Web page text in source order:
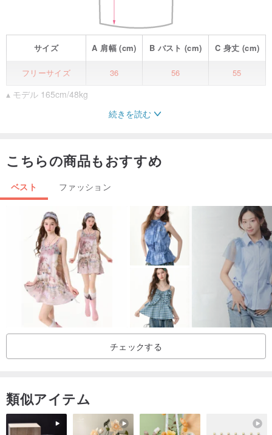
サイズ A 肩幅(cm) B バスト (cm) C 身丈 (cm)
フリーサイズ 36 56 55
▴ モデル 165cm/48kg
がございます。商品の色味は実物を基準としておりますので、色味
⌠コットン製品の洗濯方法⌡
☒ コットン製品はアルカリ性に強く酸性に弱いため、洗濯には一般
的な洗濯洗剤や石鹸をご使用ください。
☒ 繊維の弾力性が低いため、手洗いをおすすめします。洗濯機をご
使用の際は、洗濯ネットに入れて洗ってください。
☒ 乾燥機のご使用はお控えください。
続きを読む
こちらの商品もおすすめ
ベスト ファッション
チェックする
類似アイテム